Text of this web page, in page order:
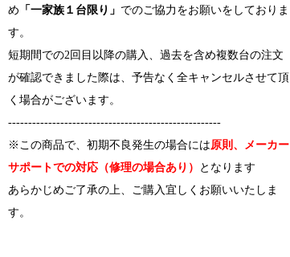
め 「一家族１台限り」 でのご協力をお願いをしておりま
す。
短期間での2回目以降の購入、過去を含め複数台の注文
が確認できました際は、予告なく全キャンセルさせて頂
く場合がございます。
-----------------------------------------------------
※この商品で、初期不良発生の場合には原則、メーカー
サポートでの対応（修理の場合あり）
となります
あらかじめご了承の上、ご購入宜しくお願いいたしま
す。